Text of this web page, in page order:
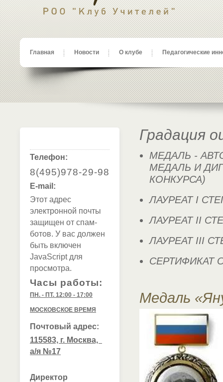
Главная Новости О клубе Педагогические
Телефон:
8(495)978-29-98
E-mail:
Этот адрес
электронной почты
защищен от спам-
ботов. У вас должен
быть включен
JavaScript для
просмотра.
Часы работы:
ПН. - ПТ. 12:00 - 17:00
МОСКОВСКОЕ ВРЕМЯ
Почтовый адрес:
115583, г. Москва,
а/я №17
Директор
Градация
МЕДАЛЬ -
МЕДАЛЬ И
КОНКУРСА)
ЛАУРЕАТ I
ЛАУРЕАТ II
ЛАУРЕАТ III
СЕРТИФИКАТ
Медаль